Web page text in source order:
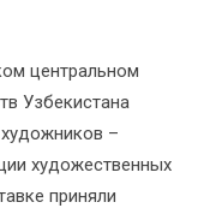
центральном
Узбекистана
–
художественных
приняли